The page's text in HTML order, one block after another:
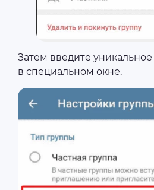
Затем введите
в специальном окне.